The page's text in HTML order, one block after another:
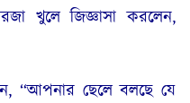
খুলে জিজ্ঞাসা করলেন,
“আপনার ছেলে বলছে যে